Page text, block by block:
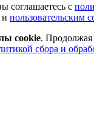
соглашаетесь с
и пользовательским
cookie. Продолжая
сбора и